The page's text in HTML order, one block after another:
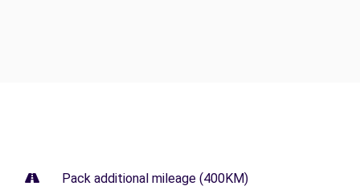
Pack additional mileage (400KM)